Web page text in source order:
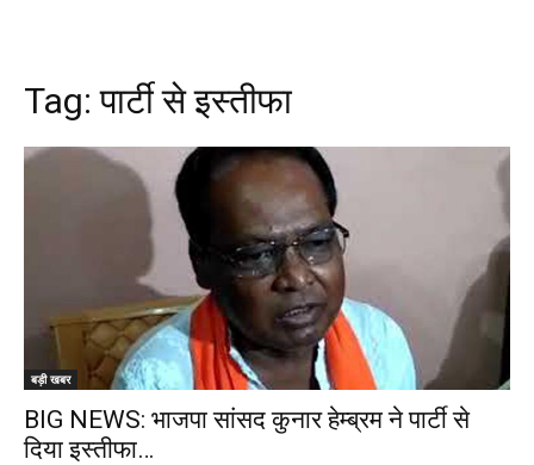
Tag:पार्टी से इस्तीफा
बड़ी खबर
BIG NEWS: भाजपा सांसद कुनार हेम्ब्रम ने पार्टी से
दिया इस्तीफा…